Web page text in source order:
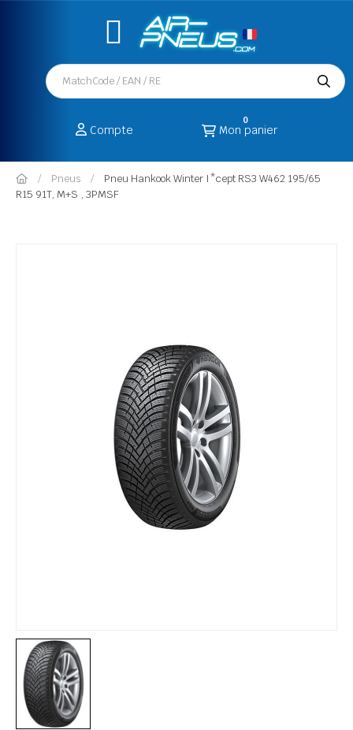
Compte Mon panier
0
Pneus
Pneu Hankook Winter I*cept RS3 W462 195/65
R15 91T, M+S , 3PMSF